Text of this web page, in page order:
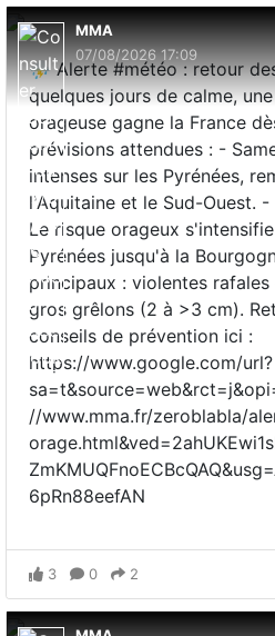
MMA
07/08/2026 17:09
⛈️ Alerte #météo : retour
quelques jours de calme,
orageuse gagne la France
prévisions attendues : -
intenses sur les Pyrénées,
l'Aquitaine et le Sud-Ouest.
Le risque orageux
Pyrénées jusqu'à la
principaux : violentes
gros grêlons (2 à >3 cm).
conseils de prévention ici :
https://www.google.com/url?
//www.mma.fr/zeroblabla/
6pRn88eefAN
3 0 2